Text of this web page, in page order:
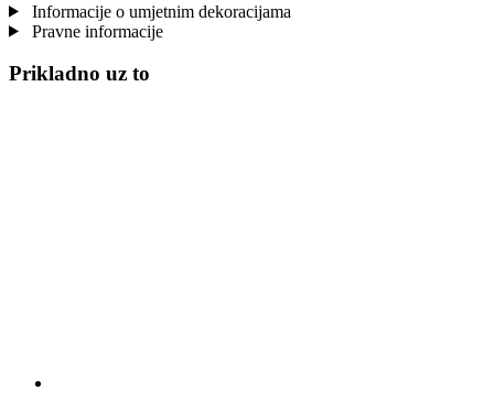
Informacije o umjetnim dekoracijama
Pravne informacije
Prikladno uz to